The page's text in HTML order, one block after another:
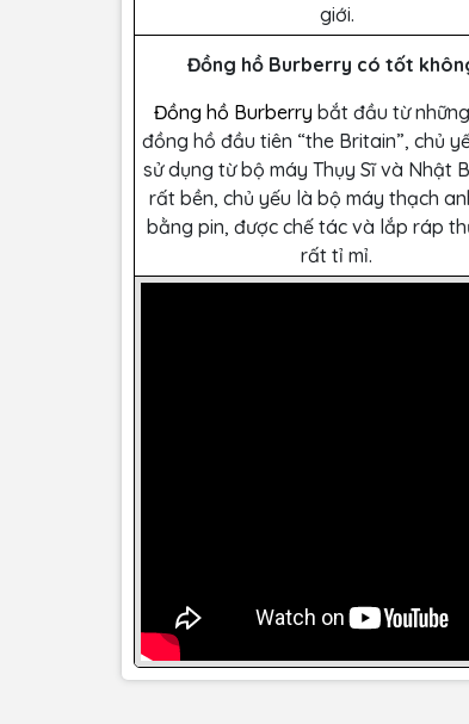
giới.
Đồng hồ Burberry có tốt
Đồng hồ Burberry bắt đầu từ
đồng hồ đầu tiên “the Britain”, chủ
sử dụng từ bộ máy Thụy Sĩ và Nhật
rất bền, chủ yếu là bộ máy thạch
bằng pin, được chế tác và lắp ráp
rất tỉ mỉ.